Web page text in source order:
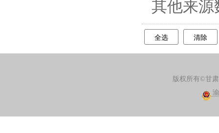
其他来
全选 清除
版权所有©甘